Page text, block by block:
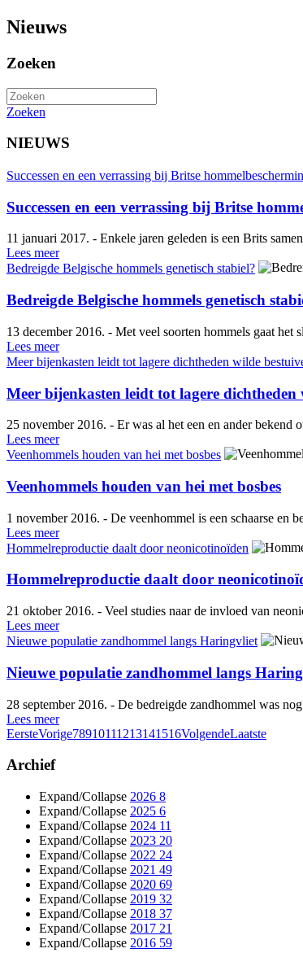
Nieuws
Zoeken
Zoeken
NIEUWS
Successen en een verrassing bij Britse
Successen en een verrassing bij Britse
11 januari 2017. - Enkele jaren geleden is een Brits
Lees meer
Bedreigde Belgische hommels genetisch stabiel?
Bedreigde Belgische hommels genetisch
13 december 2016. - Met veel soorten hommels gaat het
Lees meer
Meer bijenkasten leidt tot lagere dichtheden wilde
Meer bijenkasten leidt tot lagere dichtheden
25 november 2016. - Er was al het een en ander
Lees meer
Veenhommels houden van hei met bosbes
Veenhommels houden van hei met bosbes
1 november 2016. - De veenhommel is een schaarse en
Lees meer
Hommelreproductie daalt door neonicotinoïden
Hommelreproductie daalt door
21 oktober 2016. - Veel studies naar de invloed van
Lees meer
Nieuwe populatie zandhommel langs Haringvliet
Nieuwe populatie zandhommel langs
28 september 2016. - De bedreigde zandhommel was
Lees meer
EersteVorige78910111213141516VolgendeLaatste
Archief
Expand/Collapse 2026 8
Expand/Collapse 2025 6
Expand/Collapse 2024 11
Expand/Collapse 2023 20
Expand/Collapse 2022 24
Expand/Collapse 2021 49
Expand/Collapse 2020 69
Expand/Collapse 2019 32
Expand/Collapse 2018 37
Expand/Collapse 2017 21
Expand/Collapse 2016 59